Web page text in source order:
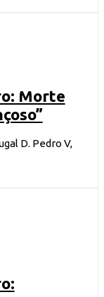
Morte
D. Pedro V,